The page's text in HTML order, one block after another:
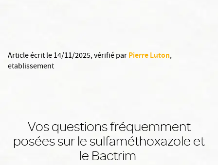
Article écrit le 14/11/2025, vérifié parPierre Luton,
etablissement
Vos questions fréquemment
posées sur le sulfaméthoxazole et
le Bactrim